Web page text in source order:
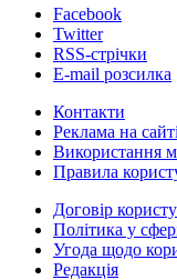
Facebook
Twitter
RSS-стрічки
E-mail розсилка
Контакти
Реклама на сайті
Використання
Правила
Договір
Політика у
Угода щодо
Редакція